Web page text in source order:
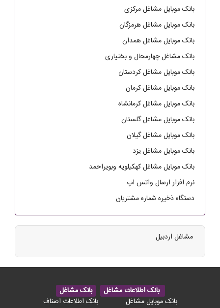
بانک موبایل مشاغل مرکزی
بانک موبایل مشاغل هرمزگان
بانک موبایل مشاغل همدان
بانک مشاغل چهارمحال و بختیاری
بانک موبایل مشاغل کردستان
بانک موبایل مشاغل کرمان
بانک موبایل مشاغل کرمانشاه
بانک موبایل مشاغل گلستان
بانک موبایل مشاغل گیلان
بانک موبایل مشاغل یزد
بانک موبایل مشاغل کهکیلویه وبویراحمد
نرم افزار ارسال واتس اپ
دستگاه ذخیره شماره مشتریان
مشاغل اردبیل
بانک اطلاعات مشاغل
بانک مشاغل
بانک موبایل مشاغل
بانک اطلاعات اصناف